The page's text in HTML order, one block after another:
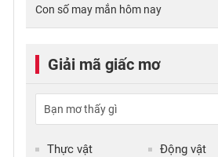
Con số may mắn hôm nay
Giải mã giấc mơ
Thực vật Động vật